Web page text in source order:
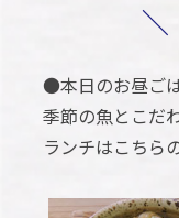
＼
●本日のお昼ご
季節の魚とこだ
ランチはこちら